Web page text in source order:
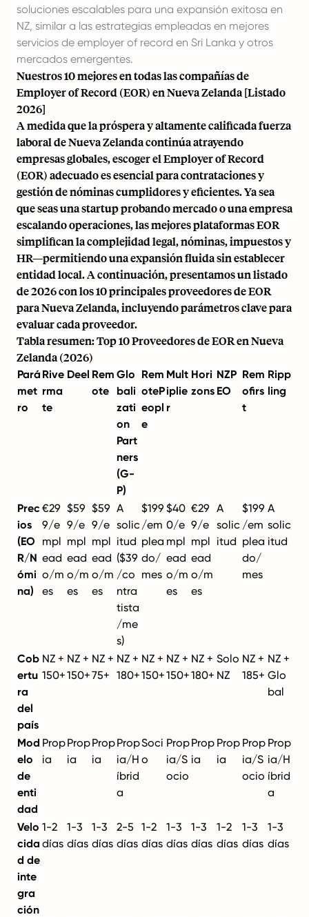
soluciones escalables para una expansión exitosa en
NZ, similar a las estrategias empleadas en mejores
servicios de employer of record en Sri Lanka y otros
mercados emergentes.
Nuestros 10 mejores en todas las compañías de
Employer of Record (EOR) en Nueva Zelanda [Listado
2026]
A medida que la próspera y altamente calificada fuerza
laboral de Nueva Zelanda continúa atrayendo
empresas globales, escoger el Employer of Record
(EOR) adecuado es esencial para contrataciones y
gestión de nóminas cumplidores y eficientes. Ya sea
que seas unastartup probando mercadoo una empresa
escalando operaciones, las mejores plataformas EOR
simplifican la complejidad legal, nóminas, impuestos y
HR—permitiendo una expansión fluida sin establecer
entidad local. A continuación, presentamos un listado
de 2026 con los 10 principales proveedores de EOR
para Nueva Zelanda, incluyendo parámetros clave para
evaluar cada proveedor.
Tabla resumen: Top 10 Proveedores de EOR en Nueva
Zelanda (2026)
Pará
met
ro
Rive
rma
te
Deel Rem
ote
Glo
bali
zati
on
Part
ners
(G-
P)
Rem
oteP
eopl
e
Mult
iplie
r
Hori
zons
NZP
EO
Rem
ofirs
t
Ripp
ling
Prec
ios
(EO
R/N
ómi
na)
€29
9/e
mpl
ead
o/m
es
$59
9/e
mpl
ead
o/m
es
$59
9/e
mpl
ead
o/m
es
A
solic
itud
($39
/co
ntra
tista
/me
s)
$199
/em
plea
do/
mes
$40
0/e
mpl
ead
o/m
es
€29
9/e
mpl
ead
o/m
es
A
solic
itud
$199
/em
plea
do/
mes
A
solic
itud
Cob
ertu
ra
del
país
NZ +
150+
NZ +
150+
NZ +
75+
NZ +
180+
NZ +
150+
NZ +
150+
NZ +
180+
Solo
NZ
NZ +
185+
NZ +
Glo
bal
Mod
elo
de
enti
dad
Prop
ia
Prop
ia
Prop
ia
Prop
ia/H
íbrid
a
Soci
o
Prop
ia/S
ocio
Prop
ia
Prop
ia
Prop
ia/S
ocio
Prop
ia/H
íbrid
a
Velo
cida
d de
inte
gra
ción
1-2
días
1-3
días
1-3
días
2-5
días
1-2
días
1-3
días
1-3
días
1-2
días
1-3
días
1-3
días